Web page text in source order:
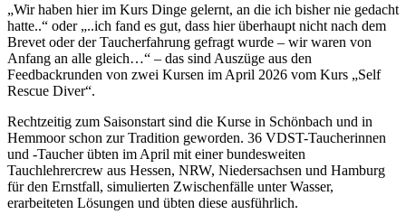
„Wir haben hier im Kurs Dinge gelernt, an die ich bisher nie gedacht
hatte..“ oder „..ich fand es gut, dass hier überhaupt nicht nach dem
Brevet oder der Taucherfahrung gefragt wurde – wir waren von
Anfang an alle gleich…“ – das sind Auszüge aus den
Feedbackrunden von zwei Kursen im April 2026 vom Kurs „Self
Rescue Diver“.
Rechtzeitig zum Saisonstart sind die Kurse in Schönbach und in
Hemmoor schon zur Tradition geworden. 36 VDST-Taucherinnen
und -Taucher übten im April mit einer bundesweiten
Tauchlehrercrew aus Hessen, NRW, Niedersachsen und Hamburg
für den Ernstfall, simulierten Zwischenfälle unter Wasser,
erarbeiteten Lösungen und übten diese ausführlich.